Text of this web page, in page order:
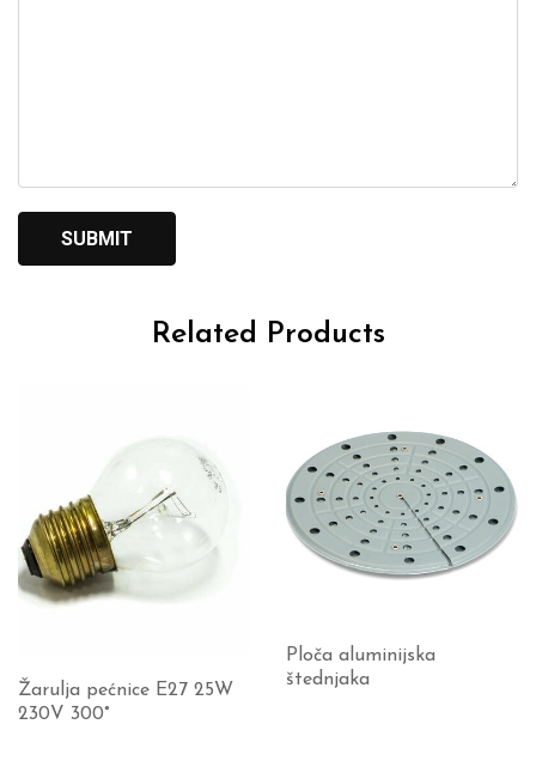
Related Products
Žarulja pećnice E27 25W
230V 300°
Ploča aluminijska
štednjaka